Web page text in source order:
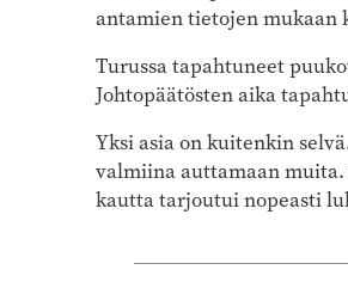
antamien tietojen mukaan
Turussa tapahtuneet
Johtopäätösten aika
Yksi asia on kuitenkin
valmiina auttamaan
kautta tarjoutui nopeasti